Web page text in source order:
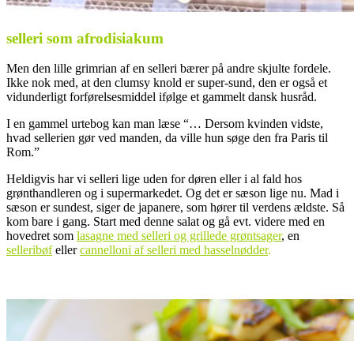
selleri som afrodisiakum
Men den lille grimrian af en selleri bærer på andre skjulte fordele.
Ikke nok med, at den clumsy knold er super-sund, den er også et
vidunderligt forførelsesmiddel ifølge et gammelt dansk husråd.
I en gammel urtebog kan man læse “… Dersom kvinden vidste,
hvad sellerien gør ved manden, da ville hun søge den fra Paris til
Rom.”
Heldigvis har vi selleri lige uden for døren eller i al fald hos
grønthandleren og i supermarkedet. Og det er sæson lige nu. Mad i
sæson er sundest, siger de japanere, som hører til verdens ældste. Så
kom bare i gang. Start med denne salat og gå evt. videre med en
hovedret som lasagne med selleri og grillede grøntsager, en
selleribøf ellercannelloni af selleri med hasselnødder.